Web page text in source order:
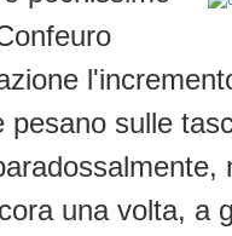
pesano sulle
una volta, a